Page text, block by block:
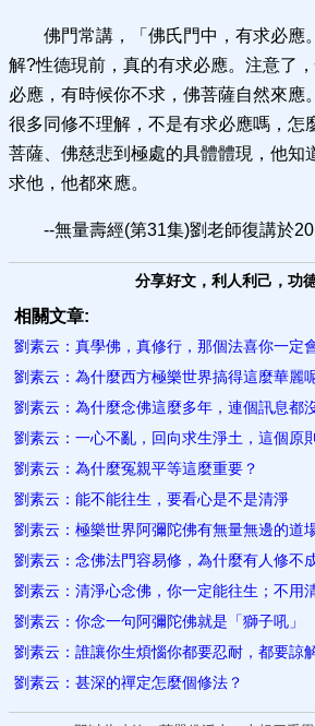
佛門常講，「佛氏門中，有求必應
解?性德現前，真的有求必應。注意了
必應，有時候你不求，佛菩薩自然來應
很多同修不理解，不是有求必應嗎，怎
菩薩、佛慈悲到極處的具體體現，他知
求他，他都來應。
--無量壽經(第31集)劉老師復講於
分享好文，利人利己，功
相關文章:
劉素云：真學佛，真修行，那個法喜你一定
劉素云：為什麼西方極樂世界搞得這麼華麗
劉素云：為什麼念佛這麼多年，連個訊息都
劉素云：一心不亂，回向求生淨土，這個原
劉素云：為什麼冤親平等這麼重要？
劉素云：能不能往生，要看心是不是清淨
劉素云：極樂世界阿彌陀佛有無量無邊的道
劉素云：念佛法門容易修，為什麼有人修不
劉素云：清淨心念佛，你一定能往生；不用
劉素云：你念一句阿彌陀佛就是「獅子吼」
劉素云：誰讓你生煩惱你都要忍耐，都要諒
劉素云：甚深的禪定怎麼個修法？